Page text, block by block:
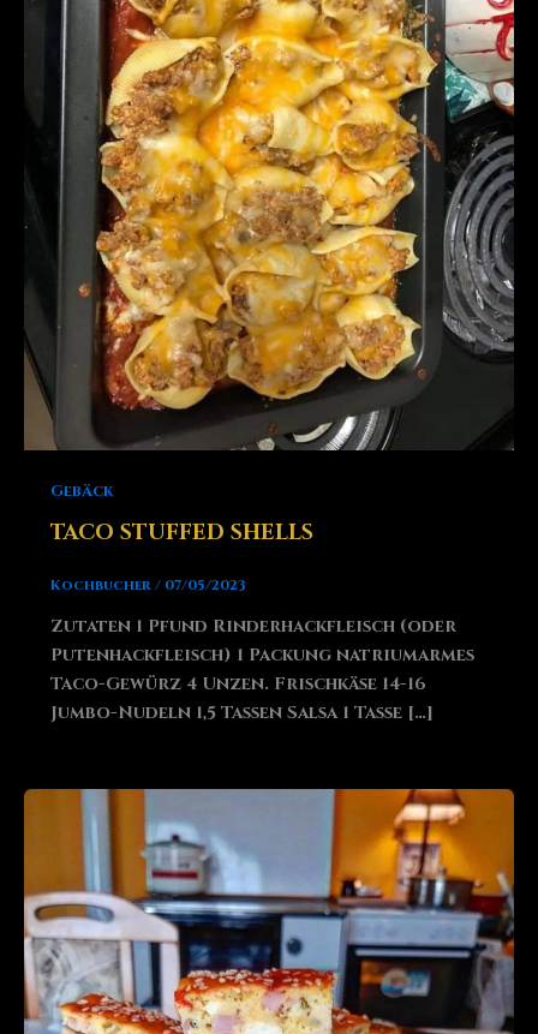
Gebäck
TACO STUFFED SHELLS
Kochbucher/ 07/05/2023
Zutaten 1 Pfund Rinderhackfleisch (oder
Putenhackfleisch) 1 Packung natriumarmes
Taco-Gewürz 4 Unzen. Frischkäse 14-16
Jumbo-Nudeln 1,5 Tassen Salsa 1 Tasse […]